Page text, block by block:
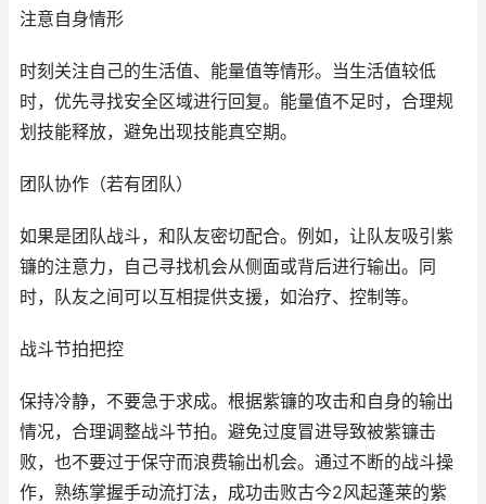
注意自身情形
时刻关注自己的生活值、能量值等情形。当生活值较低
时，优先寻找安全区域进行回复。能量值不足时，合理规
划技能释放，避免出现技能真空期。
团队协作（若有团队）
如果是团队战斗，和队友密切配合。例如，让队友吸引紫
镰的注意力，自己寻找机会从侧面或背后进行输出。同
时，队友之间可以互相提供支援，如治疗、控制等。
战斗节拍把控
保持冷静，不要急于求成。根据紫镰的攻击和自身的输出
情况，合理调整战斗节拍。避免过度冒进导致被紫镰击
败，也不要过于保守而浪费输出机会。通过不断的战斗操
作，熟练掌握手动流打法，成功击败古今2风起蓬莱的紫